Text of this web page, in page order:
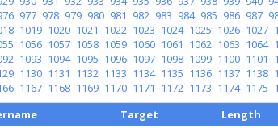
977 978 979 980 981 982 983 984 985 986 987
1019 1020 1021 1022 1023 1024 1025 1026 1027
1056 1057 1058 1059 1060 1061 1062 1063 1064
1093 1094 1095 1096 1097 1098 1099 1100 1101
1130 1131 1132 1133 1134 1135 1136 1137 1138
1167 1168 1169 1170 1171 1172 1173 1174 1175
Target Length